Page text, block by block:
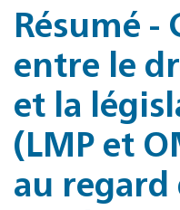
Résumé -
entre le
et la
(LMP et
au regard